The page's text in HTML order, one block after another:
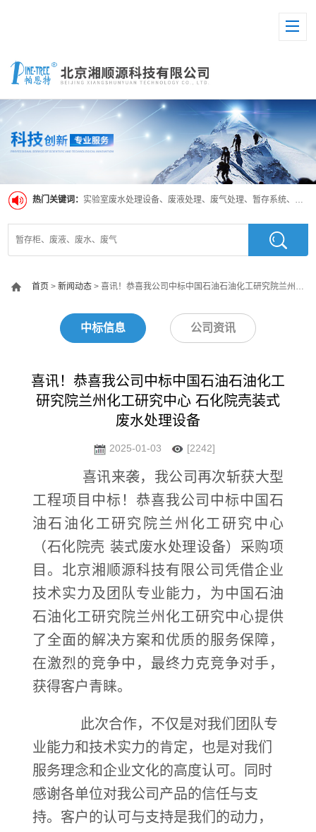
热门关键词： 实验室废水处理设备、废液处理、废气处理、暂存系统、超纯水系统
首页 >新闻动态 > 喜讯！恭喜我公司中标中国石油石油化工研究院兰州化工研究中心 石化院壳装式废水处理设备
中标信息 公司资讯
喜讯！恭喜我公司中标中国石油石油化工
研究院兰州化工研究中心 石化院壳装式
废水处理设备
2025-01-03 [2242]
喜讯来袭，我公司再次斩获大型
工程项目中标！恭喜我公司中标中国石
油石油化工研究院兰州化工研究中心
（石化院壳 装式废水处理设备）采购项
目。北京湘顺源科技有限公司凭借企业
技术实力及团队专业能力，为中国石油
石油化工研究院兰州化工研究中心提供
了全面的解决方案和优质的服务保障，
在激烈的竞争中，最终力克竞争对手，
获得客户青睐。
此次合作，不仅是对我们团队专
业能力和技术实力的肯定，也是对我们
服务理念和企业文化的高度认可。同时
感谢各单位对我公司产品的信任与支
持。客户的认可与支持是我们的动力，